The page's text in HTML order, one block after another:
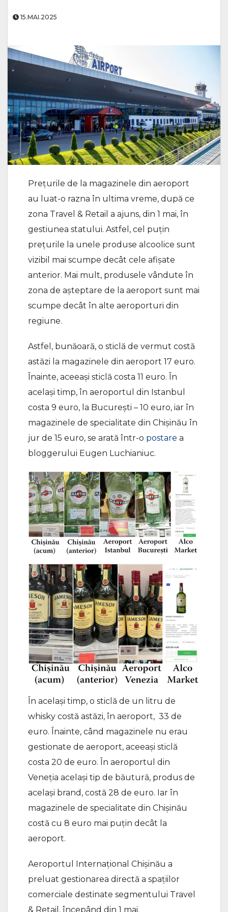
15.MAI.2025
Prețurile de la magazinele din aeroport
au luat-o razna în ultima vreme, după ce
zona Travel & Retail a ajuns, din 1 mai, în
gestiunea statului. Astfel, cel puțin
prețurile la unele produse alcoolice sunt
vizibil mai scumpe decât cele afișate
anterior. Mai mult, produsele vândute în
zona de așteptare de la aeroport sunt mai
scumpe decât în alte aeroporturi din
regiune.
Astfel, bunăoară, o sticlă de vermut costă
astăzi la magazinele din aeroport 17 euro.
Înainte, aceeași sticlă costa 11 euro. În
același timp, în aeroportul din Istanbul
costa 9 euro, la București – 10 euro, iar în
magazinele de specialitate din Chișinău în
jur de 15 euro, se arată într-o postare a
bloggerului Eugen Luchianiuc.
În același timp, o sticlă de un litru de
whisky costă astăzi, în aeroport, 33 de
euro. Înainte, când magazinele nu erau
gestionate de aeroport, aceeași sticlă
costa 20 de euro. În aeroportul din
Veneția același tip de băutură, produs de
același brand, costă 28 de euro. Iar în
magazinele de specialitate din Chișinău
costă cu 8 euro mai puțin decât la
aeroport.
Aeroportul Internațional Chișinău a
preluat gestionarea directă a spațiilor
comerciale destinate segmentului Travel
& Retail, începând din 1 mai.